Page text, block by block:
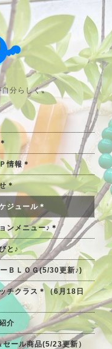
自分らしく〟
情報＊
＊
ジュール＊
ンメニュー♪＊
と♪
ＢＬＯＧ(5/30更新♪)
チクラス＊（6月18日
介
セール商品(5/23更新）